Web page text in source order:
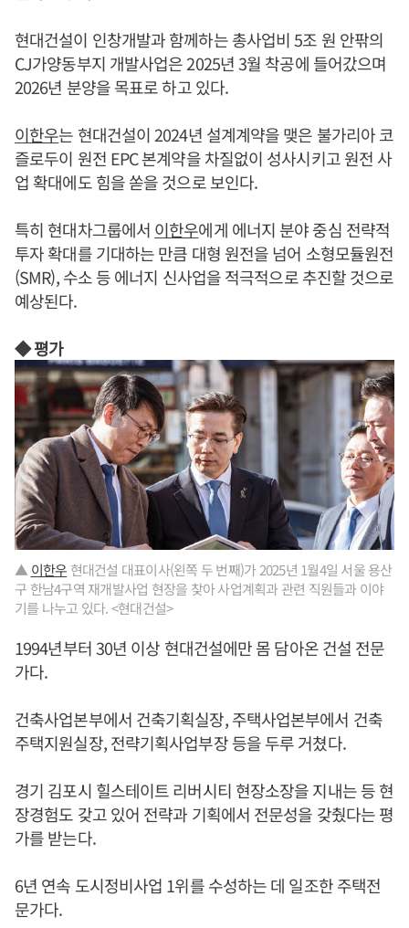
현대건설이 인창개발과 함께하는 총사업비 5조 원 안팎의
CJ가양동부지 개발사업은 2025년 3월 착공에 들어갔으며
2026년 분양을 목표로 하고 있다.
이한우는 현대건설이 2024년 설계계약을 맺은 불가리아 코
즐로두이 원전 EPC 본계약을 차질없이 성사시키고 원전 사
업 확대에도 힘을 쏟을 것으로 보인다.
특히 현대차그룹에서 이한우에게 에너지 분야 중심 전략적
투자 확대를 기대하는 만큼 대형 원전을 넘어 소형모듈원전
(SMR), 수소 등 에너지 신사업을 적극적으로 추진할 것으로
예상된다.
◆ 평가
▲ 이한우 현대건설 대표이사(왼쪽 두 번째)가 2025년 1월4일 서울 용산
구 한남4구역 재개발사업 현장을 찾아 사업계획과 관련 직원들과 이야
기를 나누고 있다. <현대건설>
1994년부터 30년 이상 현대건설에만 몸 담아온 건설 전문
가다.
건축사업본부에서 건축기획실장, 주택사업본부에서 건축
주택지원실장, 전략기획사업부장 등을 두루 거쳤다.
경기 김포시 힐스테이트 리버시티 현장소장을 지내는 등 현
장경험도 갖고 있어 전략과 기획에서 전문성을 갖췄다는 평
가를 받는다.
6년 연속 도시정비사업 1위를 수성하는 데 일조한 주택전
문가다.